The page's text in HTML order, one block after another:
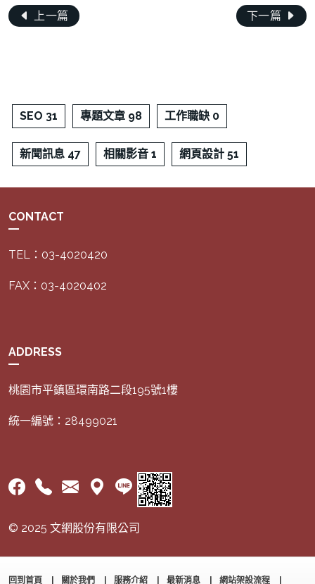
上一篇 下一篇
SEO 31 專題文章 98 工作職缺 0
新聞訊息 47 相關影音 1 網頁設計 51
CONTACT
TEL：03-4020420
FAX：03-4020402
ADDRESS
桃園市平鎮區環南路二段195號1樓
統一編號：28499021
© 2025 文網股份有限公司
回到首頁 關於我們 服務介紹 最新消息 網站架設流程